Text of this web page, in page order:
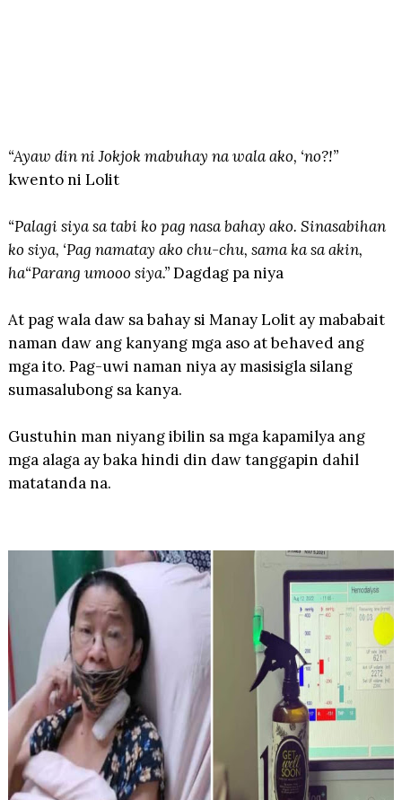
“Ayaw din ni Jokjok mabuhay na wala ako, ‘no?!”
kwento ni Lolit
“Palagi siya sa tabi ko pag nasa bahay ako. Sinasabihan
ko siya, ‘Pag namatay ako chu-chu, sama ka sa akin,
ha“Parang umooo siya.”Dagdag pa niya
At pag wala daw sa bahay si Manay Lolit ay mababait
naman daw ang kanyang mga aso at behaved ang
mga ito. Pag-uwi naman niya ay masisigla silang
sumasalubong sa kanya.
Gustuhin man niyang ibilin sa mga kapamilya ang
mga alaga ay baka hindi din daw tanggapin dahil
matatanda na.